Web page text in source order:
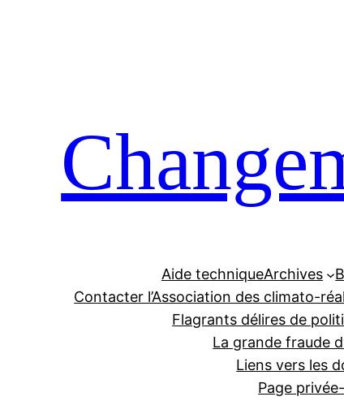
Aide techniqueArchives
Contacter l’Association des climato-
Flagrants délires de
La grande fraude
Liens vers les
Page